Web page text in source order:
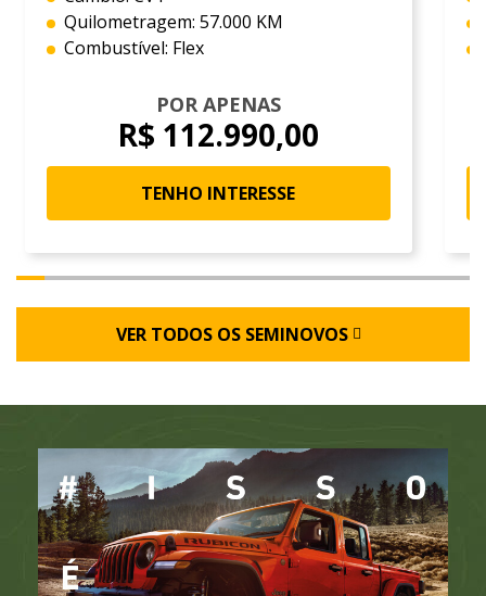
Quilometragem: 57.000 KM
Combustível: Flex
POR APENAS
R$ 112.990,00
TENHO INTERESSE
VER TODOS OS SEMINOVOS